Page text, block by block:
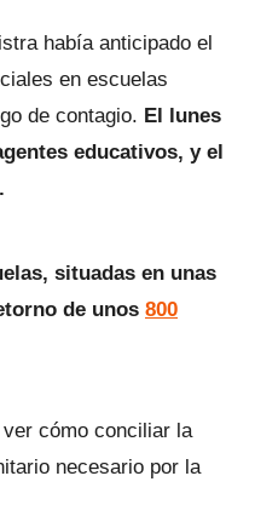
había anticipado el
en escuelas
de contagio. El lunes
educativos, y el
situadas en unas
de unos 800
cómo conciliar la
necesario por la